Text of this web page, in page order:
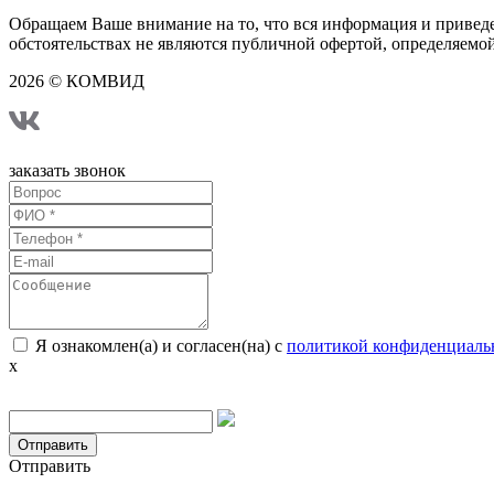
Обращаем Ваше внимание на то, что вся информация и
обстоятельствах не являются публичной офертой,
2026 © КОМВИД
заказать звонок
Я ознакомлен(а) и согласен(на) с политикой
x
Отправить